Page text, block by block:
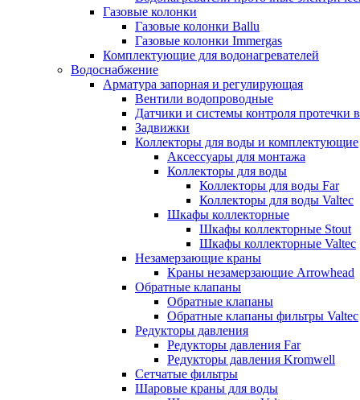
Газовые колонки
Газовые колонки Ballu
Газовые колонки Immergas
Комплектующие для водонагревателей
Водоснабжение
Арматура запорная и регулирующая
Вентили водопроводные
Датчики и системы контроля протечки
Задвижки
Коллекторы для воды и комплектующие
Аксессуары для монтажа
Коллекторы для воды
Коллекторы для воды Far
Коллекторы для воды Valtec
Шкафы коллекторные
Шкафы коллекторные Stout
Шкафы коллекторные Valtec
Незамерзающие краны
Краны незамерзающие Arrowhead
Обратные клапаны
Обратные клапаны
Обратные клапаны фильтры Valtec
Редукторы давления
Редукторы давления Far
Редукторы давления Kromwell
Сетчатые фильтры
Шаровые краны для воды